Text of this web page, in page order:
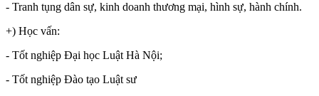
- Tranh tụng dân sự, kinh doanh thương mại, hình sự, hành chính.
+) Học vấn:
- Tốt nghiệp Đại học Luật Hà Nội;
- Tốt nghiệp Đào tạo Luật sư